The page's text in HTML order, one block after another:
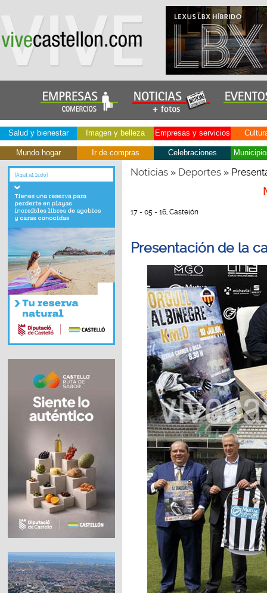
Salud y bienestar Imagen y belleza Empresas y servicios
Mundo hogar Ir de compras Celebraciones
Noticias» Deportes»
17 - 05 - 16, Castelón
Presentación de la